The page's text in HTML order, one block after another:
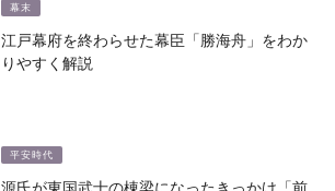
幕末
江戸幕府を終わらせた幕臣「勝海舟」をわか
りやすく解説
平安時代
源氏が東国武士の棟梁になったきっかけ「前